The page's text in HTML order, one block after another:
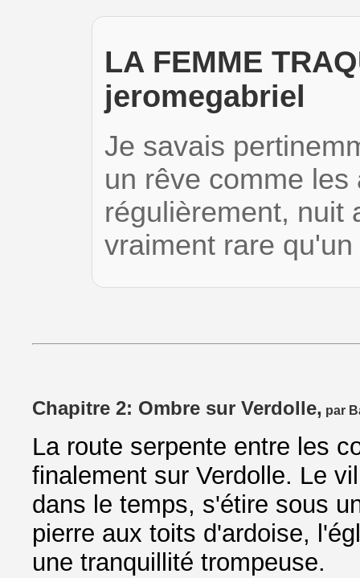
LA FEMME
jeromegabriel
Je savais
un rêve comme
régulièrement, nuit
vraiment rare
Chapitre 2: Ombre sur Verdolle, par
La route serpente entre les
finalement sur Verdolle. Le
dans le temps, s'étire sous
pierre aux toits d'ardoise,
une tranquillité trompeuse.